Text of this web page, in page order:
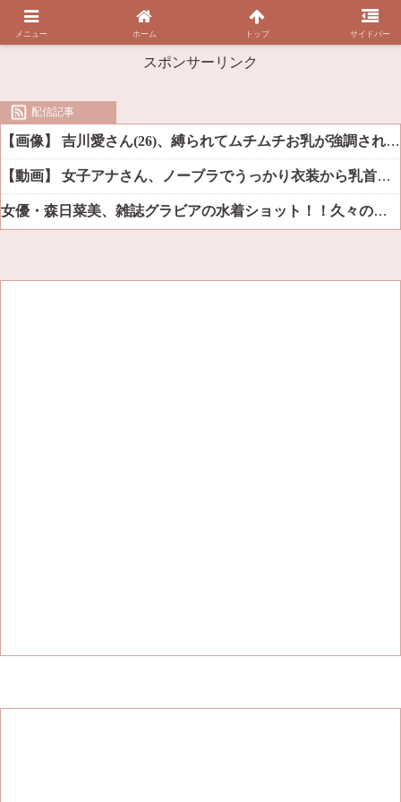
スポンサーリンク
配信記事
【画像】 吉川愛さん(26)、縛られてムチムチお乳が強調されてしまう
【動画】 女子アナさん、ノーブラでうっかり衣装から乳首が透けてしまう放送事故ｗｗｗ
女優・森日菜美、雑誌グラビアの水着ショット！！久々の姿にファン悶絶ｗｗ
メニュー ホーム トップ サイドバー